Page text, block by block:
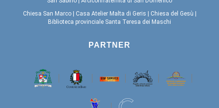
Chiesa San Marco| Casa Atelier Malta di Geris | Chiesa del Gesù |
Biblioteca provinciale Santa Teresa dei Maschi
PARTNER